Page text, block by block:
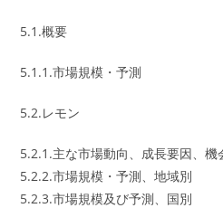
5.1.概要
5.1.1.市場規模・予測
5.2.レモン
5.2.1.主な市場動向、成長要因、機
5.2.2.市場規模・予測、地域別
5.2.3.市場規模及び予測、国別